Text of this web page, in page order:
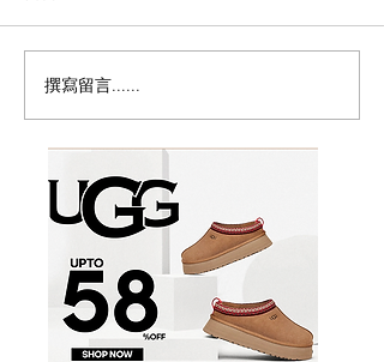
历史新低！Samsonite 新
秀丽 Winfield 2 全PC
20+28寸 黑色拉杆行李箱2
件套1.7折
撰寫留言......